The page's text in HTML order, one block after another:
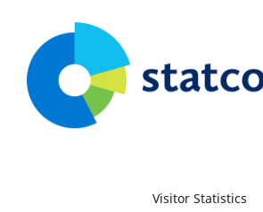
Visitor Statistics